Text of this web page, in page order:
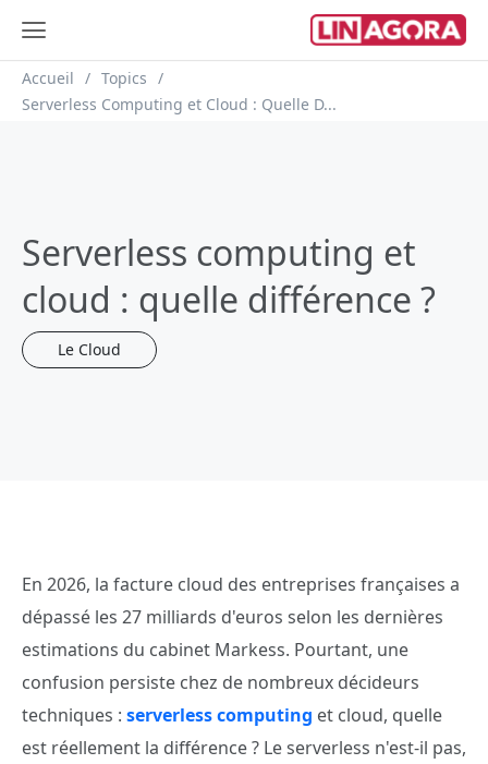
Fil d'Ariane
Accueil
Topics
Serverless Computing et Cloud : Quelle D...
Serverless computing et
cloud : quelle différence ?
Le Cloud
En 2026, la facture cloud des entreprises françaises a
dépassé les 27 milliards d'euros selon les dernières
estimations du cabinet Markess. Pourtant, une
confusion persiste chez de nombreux décideurs
techniques : serverless computing et cloud, quelle
est réellement la différence ? Le serverless n'est-il pas,